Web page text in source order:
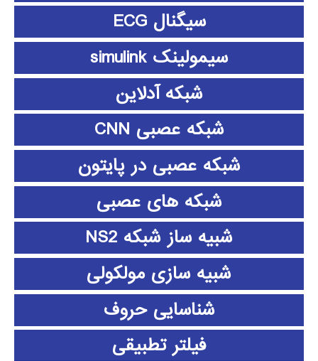
سیگنال ECG
سیمولینک simulink
شبکه آدلاین
شبکه عصبی CNN
شبکه عصبی در پایتون
شبکه های عصبی
شبیه ساز شبکه NS2
شبیه سازی مولکولی
شناسایی حروف
فیلتر تطبیقی